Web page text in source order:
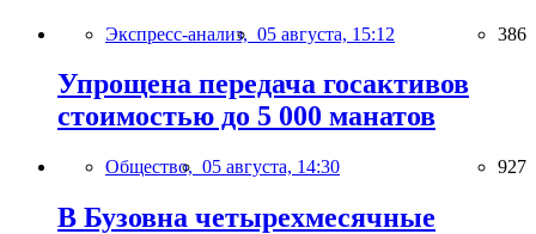
Экспресс-анализ, 05 августа, 15:12 386
Упрощена передача госактивов
стоимостью до 5 000 манатов
Общество, 05 августа, 14:30 927
В Бузовна четырехмесячные